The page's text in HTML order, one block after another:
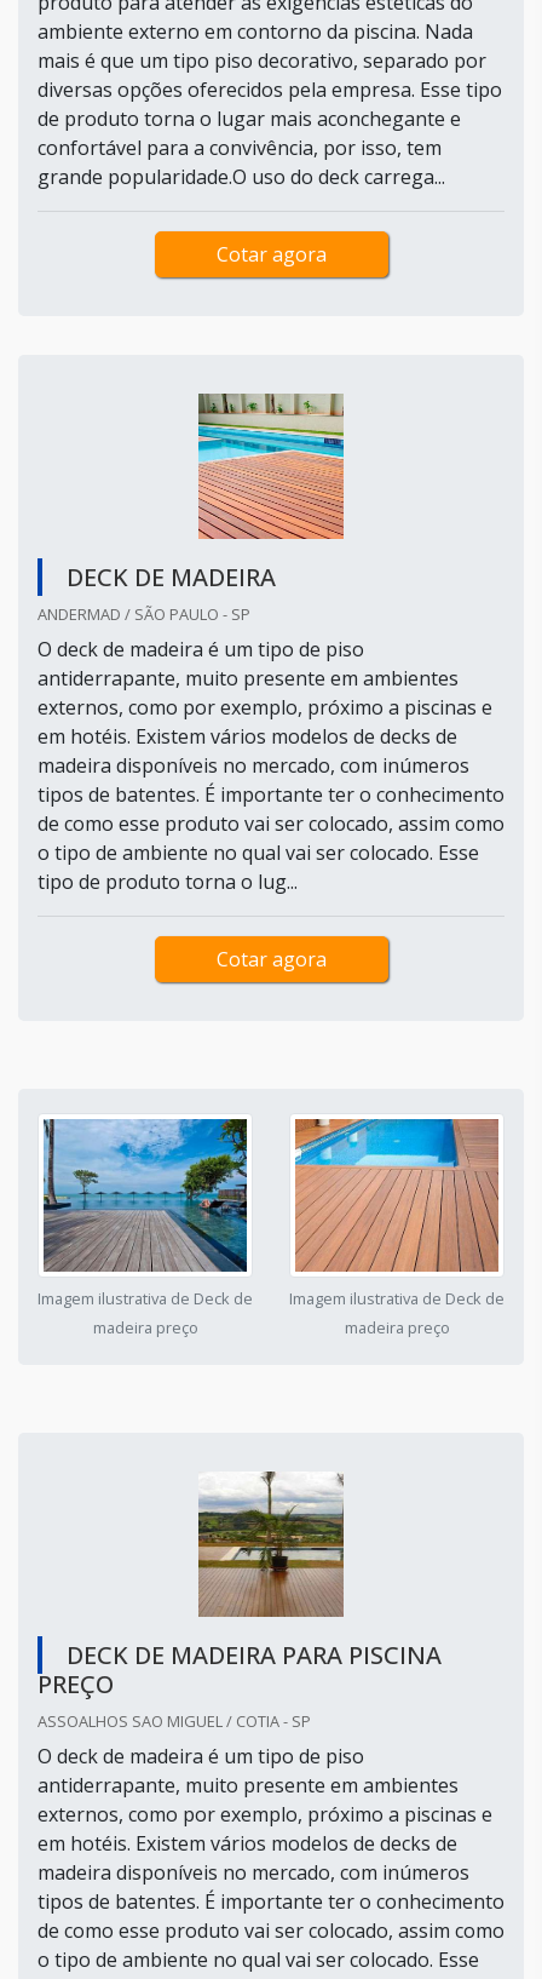
ambiente externo em contorno da piscina. Nada
mais é que um tipo piso decorativo, separado por
diversas opções oferecidos pela empresa. Esse tipo
de produto torna o lugar mais aconchegante e
confortável para a convivência, por isso, tem
grande popularidade.O uso do deck carrega...
Cotar agora
DECK DE MADEIRA
ANDERMAD / SÃO PAULO - SP
O deck de madeira é um tipo de piso
antiderrapante, muito presente em ambientes
externos, como por exemplo, próximo a piscinas e
em hotéis. Existem vários modelos de decks de
madeira disponíveis no mercado, com inúmeros
tipos de batentes. É importante ter o conhecimento
de como esse produto vai ser colocado, assim como
o tipo de ambiente no qual vai ser colocado. Esse
tipo de produto torna o lug...
Cotar agora
Imagem ilustrativa de Deck de
madeira preço
Imagem ilustrativa de Deck de
madeira preço
DECK DE MADEIRA PARA PISCINA
PREÇO
ASSOALHOS SAO MIGUEL / COTIA - SP
O deck de madeira é um tipo de piso
antiderrapante, muito presente em ambientes
externos, como por exemplo, próximo a piscinas e
em hotéis. Existem vários modelos de decks de
madeira disponíveis no mercado, com inúmeros
tipos de batentes. É importante ter o conhecimento
de como esse produto vai ser colocado, assim como
o tipo de ambiente no qual vai ser colocado. Esse